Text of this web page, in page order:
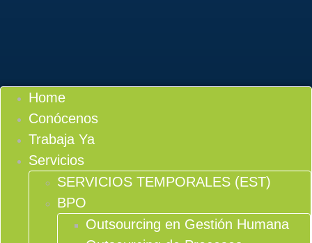
Home
Conócenos
Trabaja Ya
Servicios
SERVICIOS TEMPORALES (EST)
BPO
Outsourcing en Gestión Humana